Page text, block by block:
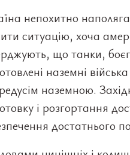
непохитно
ситуацію, хоча
що танки,
наземні
наземною.
і розгортання
достатнього